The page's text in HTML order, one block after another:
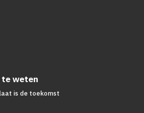
te weten
is de toekomst